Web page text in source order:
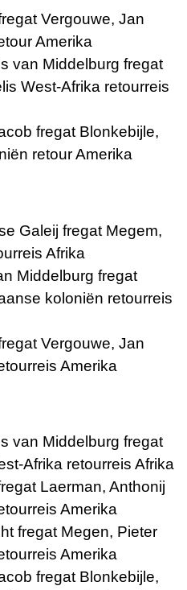
Vergouwe, Jan
Amerika
van Middelburg fregat
West-Afrika retourreis
fregat Blonkebijle,
retour Amerika
Galeij fregat Megem,
Afrika
Middelburg fregat
koloniën retourreis
Vergouwe, Jan
Amerika
van Middelburg fregat
Afrika retourreis Afrika
Laerman, Anthonij
Amerika
fregat Megen, Pieter
Amerika
fregat Blonkebijle,